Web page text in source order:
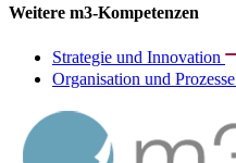
Weitere m3-Kompetenzen
Strategie und Innovation
Organisation und Prozesse